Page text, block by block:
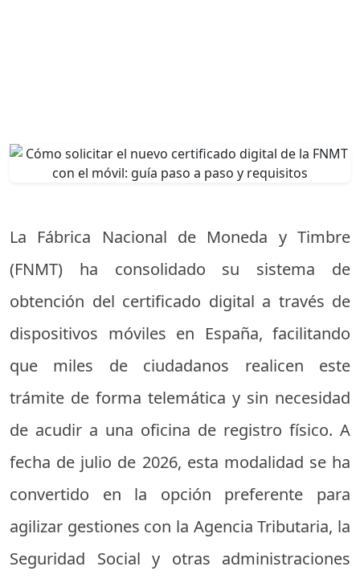
La Fábrica Nacional de Moneda y Timbre
(FNMT) ha consolidado su sistema de
obtención del certificado digital a través de
dispositivos móviles en España, facilitando
que miles de ciudadanos realicen este
trámite de forma telemática y sin necesidad
de acudir a una oficina de registro físico. A
fecha de julio de 2026, esta modalidad se ha
convertido en la opción preferente para
agilizar gestiones con la Agencia Tributaria, la
Seguridad Social y otras administraciones